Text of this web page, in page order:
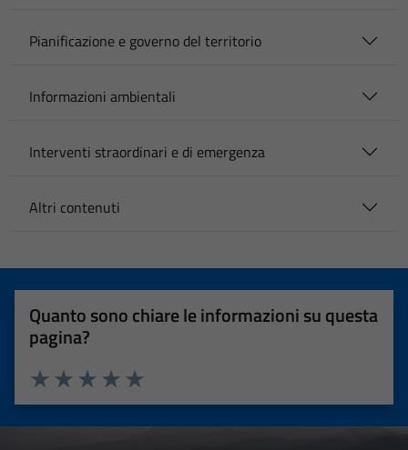
Pianificazione e governo del territorio
Informazioni ambientali
Interventi straordinari e di emergenza
Altri contenuti
Quanto sono chiare le informazioni su questa
pagina?
Valuta 5 stelle su 5
Valuta 4 stelle su 5
Valuta 3 stelle su 5
Valuta 2 stelle su 5
Valuta 1 stelle su 5